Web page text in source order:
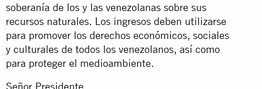
soberanía de los y las venezolanas sobre sus
recursos naturales. Los ingresos deben utilizarse
para promover los derechos económicos, sociales
y culturales de todos los venezolanos, así como
para proteger el medioambiente.
Señor Presidente,